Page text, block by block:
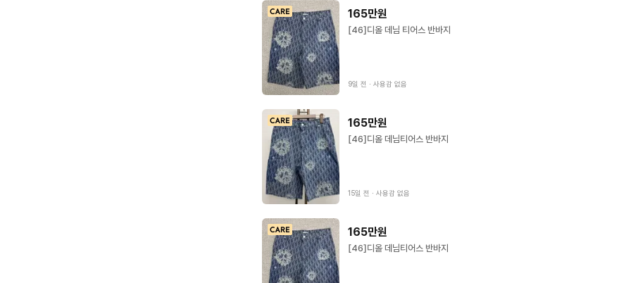
165만원
[46]디올 데님 티어스 반바지
9일 전 ∙ 사용감 없음
165만원
[46]디올 데님티어스 반바지
15일 전 ∙ 사용감 없음
165만원
[46]디올 데님티어스 반바지